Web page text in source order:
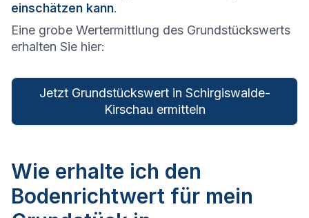
einschätzen kann.
Eine grobe Wertermittlung des Grundstückswerts
erhalten Sie hier:
Jetzt Grundstückswert in Schirgiswalde-
Kirschau ermitteln
Wie erhalte ich den
Bodenrichtwert für mein